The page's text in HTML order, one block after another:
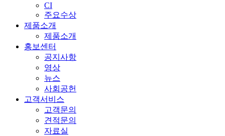
CI
주요수상
제품소개
제품소개
홍보센터
공지사항
영상
뉴스
사회공헌
고객서비스
고객문의
견적문의
자료실